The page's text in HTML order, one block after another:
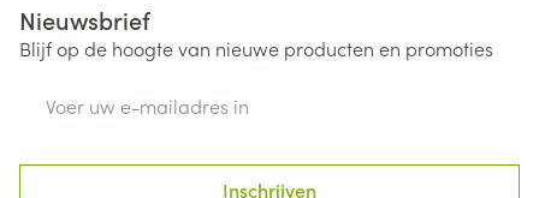
Nieuwsbrief
Blijf op de hoogte van nieuwe producten en promoties
Inschrijven